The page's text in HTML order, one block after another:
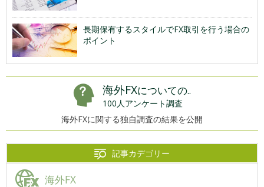
記事カデゴリー
海外FX
海外FXについての..
100人アンケート調査
海外FXに関する独自調査の結果を公開
長期保有するスタイルでFX取引を行う場合の
ポイント